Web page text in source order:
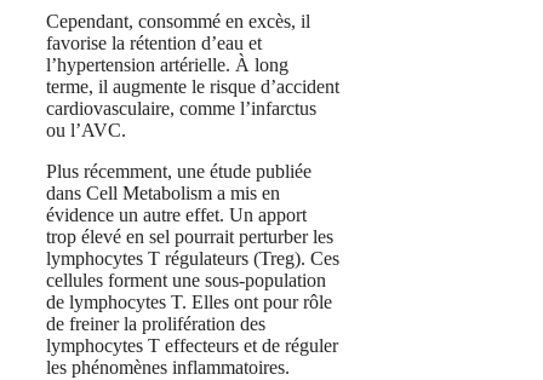
Cependant, consommé en excès, il
favorise la rétention d’eau et
l’hypertension artérielle. À long
terme, il augmente le risque d’accident
cardiovasculaire, comme l’infarctus
ou l’AVC.
Plus récemment, une étude publiée
dans Cell Metabolism a mis en
évidence un autre effet. Un apport
trop élevé en sel pourrait perturber les
lymphocytes T régulateurs (Treg). Ces
cellules forment une sous‑population
de lymphocytes T. Elles ont pour rôle
de freiner la prolifération des
lymphocytes T effecteurs et de réguler
les phénomènes inflammatoires.